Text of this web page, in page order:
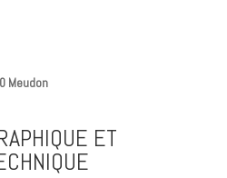
Meudon
ET